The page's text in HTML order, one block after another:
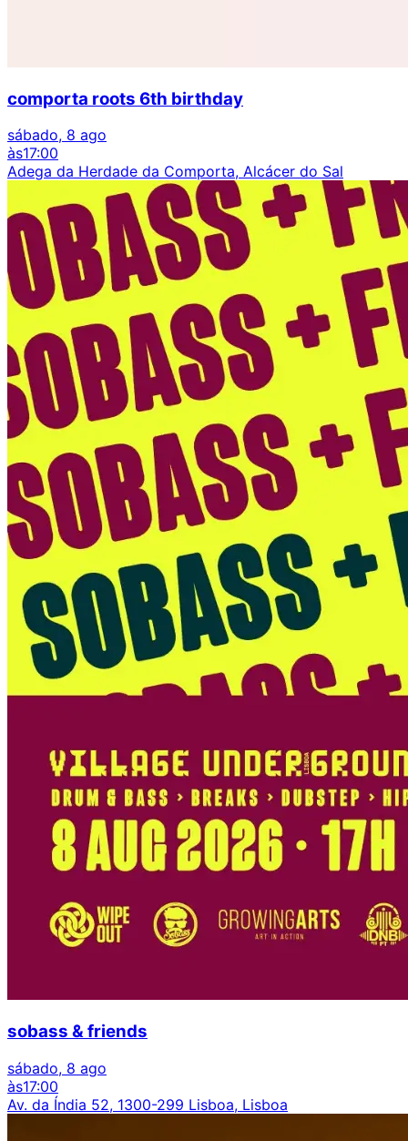
comporta roots 6th birthday
sábado, 8 ago
às17:00
Adega da Herdade da Comporta, Alcácer do Sal
sobass & friends
sábado, 8 ago
às17:00
Av. da Índia 52, 1300-299 Lisboa, Lisboa